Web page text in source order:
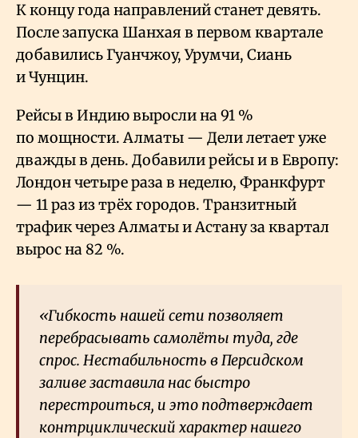
К концу года направлений станет девять.
После запуска Шанхая в первом квартале
добавились Гуанчжоу, Урумчи, Сиань
и Чунцин.
Рейсы в Индию выросли на 91 %
по мощности. Алматы — Дели летает уже
дважды в день. Добавили рейсы и в Европу:
Лондон четыре раза в неделю, Франкфурт
— 11 раз из трёх городов. Транзитный
трафик через Алматы и Астану за квартал
вырос на 82 %.
«Гибкость нашей сети позволяет
перебрасывать самолёты туда, где
спрос. Нестабильность в Персидском
заливе заставила нас быстро
перестроиться, и это подтверждает
контрциклический характер нашего